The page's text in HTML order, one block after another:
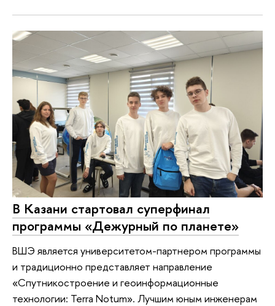
В Казани стартовал суперфинал
программы «Дежурный по планете»
ВШЭ является университетом-партнером программы
и традиционно представляет направление
«Спутникостроение и геоинформационные
технологии: Terra Notum». Лучшим юным инженерам